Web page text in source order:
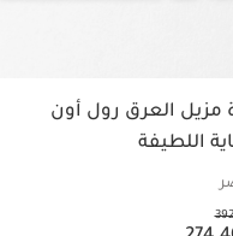
مزيل العرق رول أون
اللطيفة
274.40